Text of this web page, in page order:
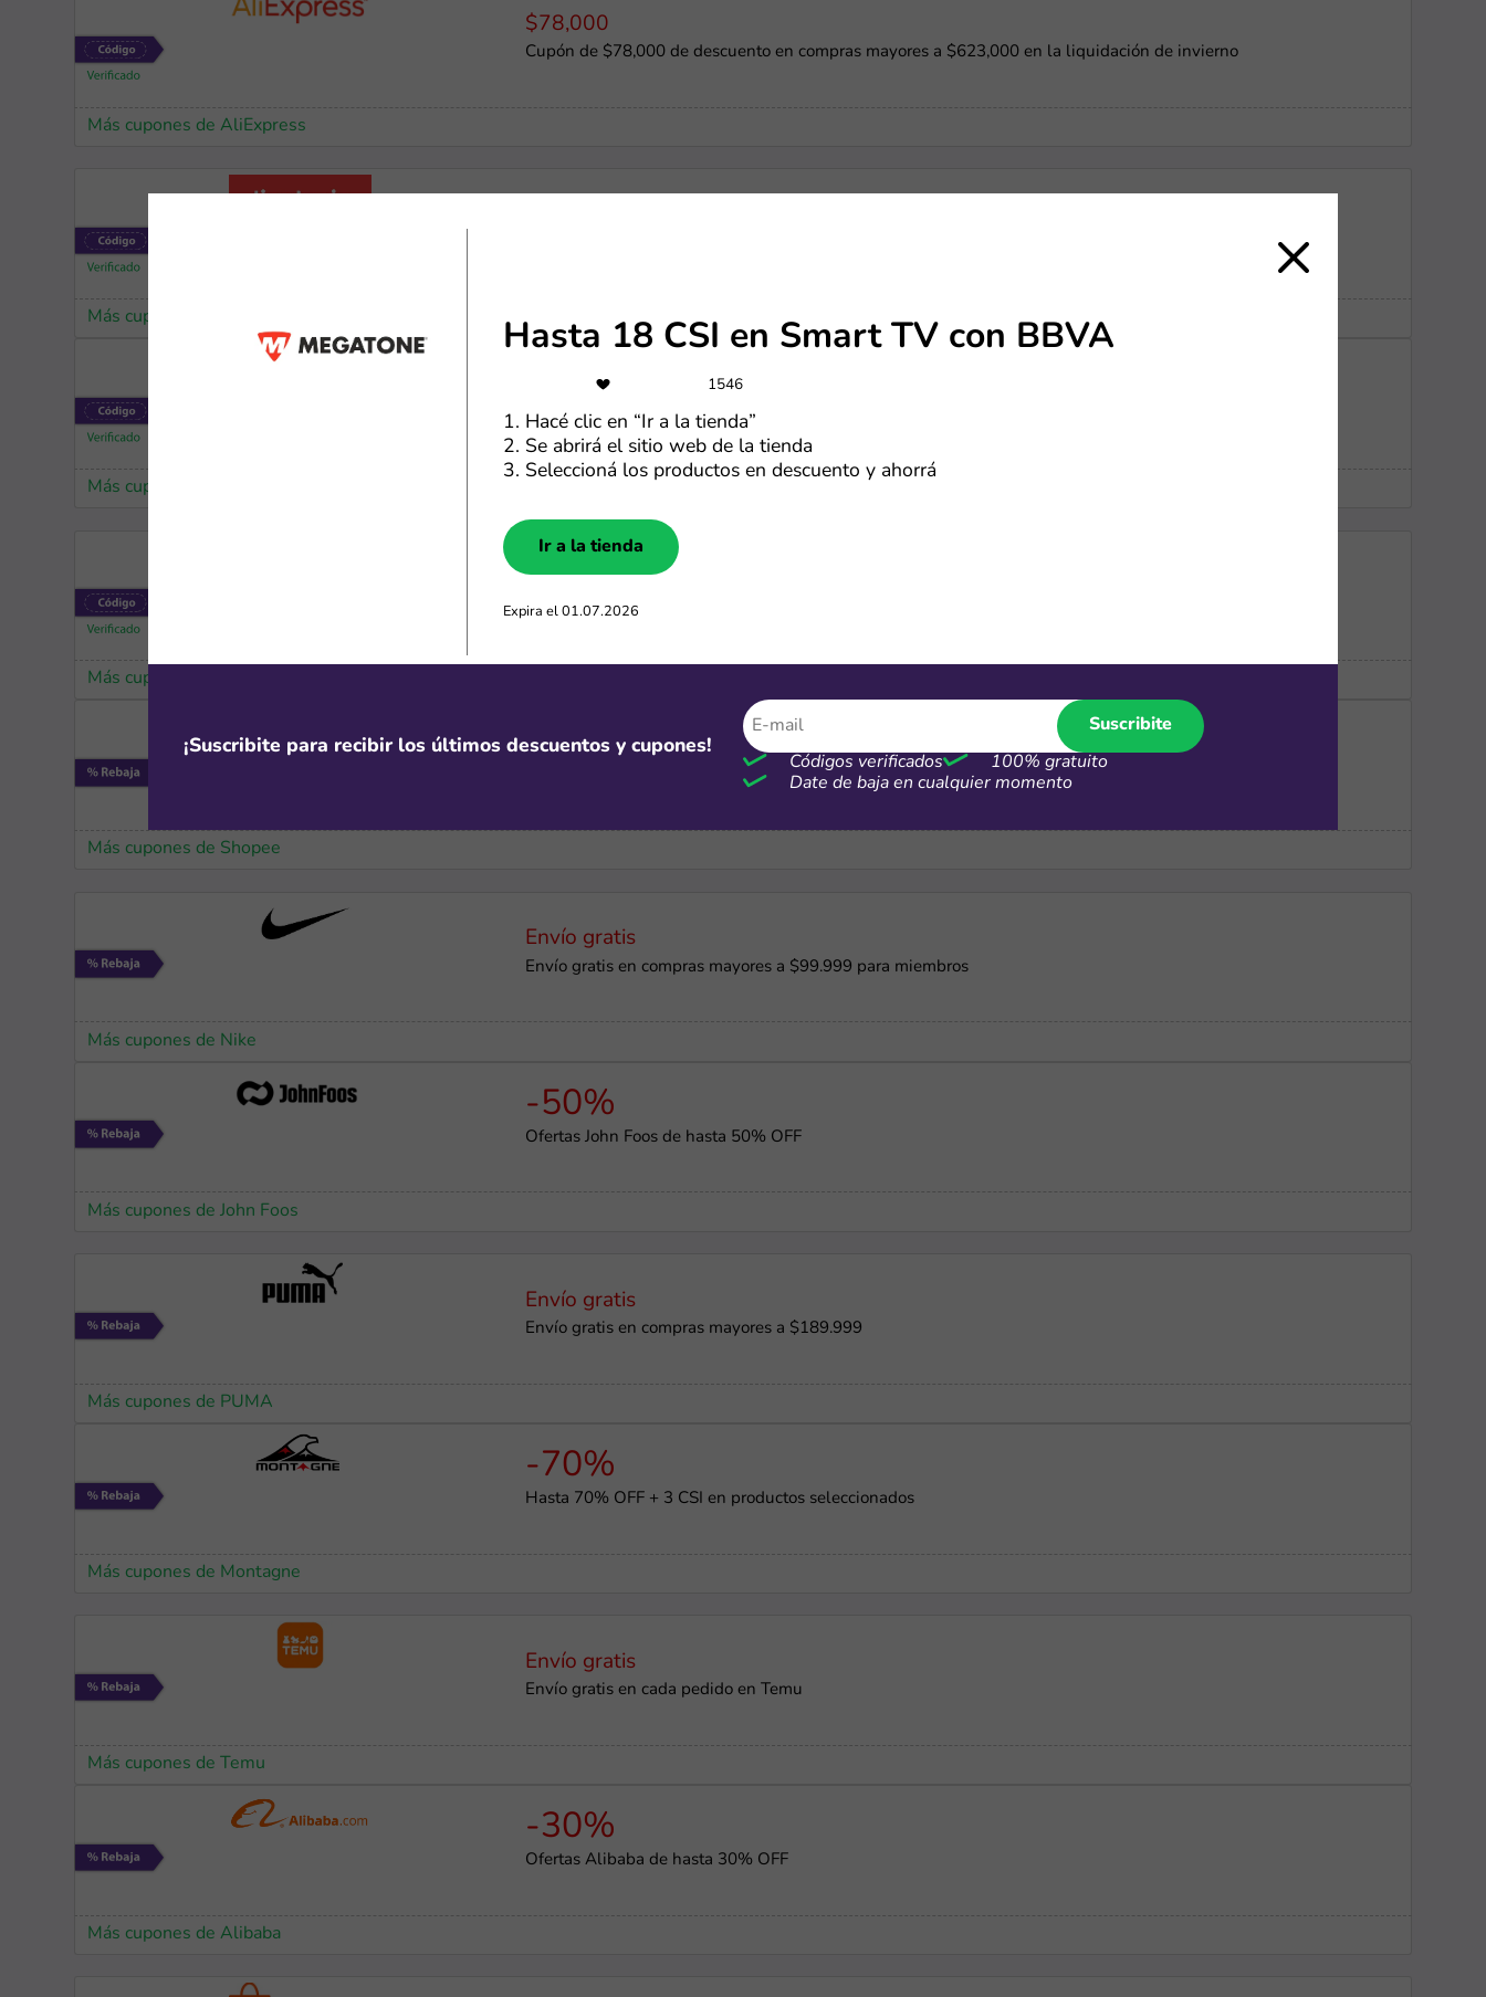
$78,000
Cupón de $78,000 de descuento en compras mayores a $623,000 en la liquidación de invierno
Más cupones de AliExpress
Más cupones de Tiendamia
$52,000
Cupón de $52,000 de descuento en compras mayores a $415,000 en liquidación de invierno
Más cupones de AliExpress
$104,000
Cupón de $104,000 de descuento en compras mayores a $830,000 en liquidación del invierno
Más cupones de AliExpress
$100,000
Cupones de hasta $100,000 de descuento en el Día del Niño
Más cupones de Shopee
Envío gratis
Envío gratis en compras mayores a $99.999 para miembros
Más cupones de Nike
-50%
Ofertas John Foos de hasta 50% OFF
Más cupones de John Foos
Envío gratis
Envío gratis en compras mayores a $189.999
Más cupones de PUMA
-70%
Hasta 70% OFF + 3 CSI en productos seleccionados
Más cupones de Montagne
Envío gratis
Envío gratis en cada pedido en Temu
Más cupones de Temu
-30%
Ofertas Alibaba de hasta 30% OFF
Más cupones de Alibaba
Hasta 18 CSI en Smart TV con BBVA
1546
1. Hacé clic en “Ir a la tienda”
2. Se abrirá el sitio web de la tienda
3. Seleccioná los productos en descuento y ahorrá
Ir a la tienda
Expira el 01.07.2026
¡Suscribite para recibir los últimos descuentos y cupones!
Suscribite
Códigos verificados
100% gratuito
Date de baja en cualquier momento